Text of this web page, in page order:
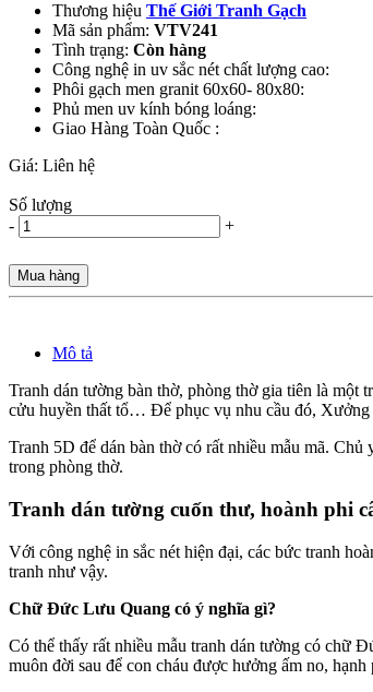
Thương hiệu Thế Giới Tranh Gạch
Mã sản phẩm: VTV241
Tình trạng: Còn hàng
Công nghệ in uv sắc nét chất lượng cao:
Phôi gạch men granit 60x60- 80x80:
Phủ men uv kính bóng loáng:
Giao Hàng Toàn Quốc :
Giá: Liên hệ
Số lượng
-
+
Mua hàng
Mô tả
Tranh dán tường bàn thờ, phòng thờ gia tiên là một
cửu huyền thất tổ… Để phục vụ nhu cầu đó,
Tranh 5D để dán bàn thờ có rất nhiều mẫu mã.
trong phòng thờ.
Tranh dán tường cuốn thư, hoành phi
Với công nghệ in sắc nét hiện đại, các bức tranh
tranh như vậy.
Chữ Đức Lưu Quang có ý nghĩa gì?
Có thể thấy rất nhiều mẫu tranh dán tường có chữ
muôn đời sau để con cháu được hưởng ấm no, hạnh